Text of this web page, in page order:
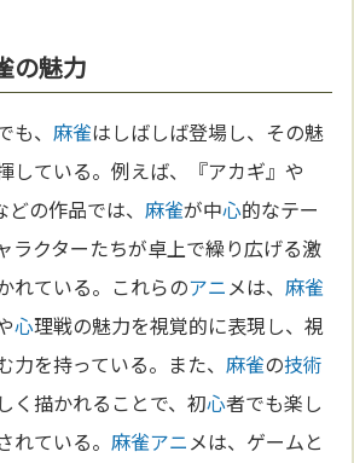
の魅力
も、 麻雀はしばしば登場し、その魅
している。例えば、『アカギ』や
の作品では、 麻雀が中心的なテー
ラクターたちが卓上で繰り広げる激
れている。これらのアニ メは、 麻雀
心理戦の魅力を視覚的に表現し、視
力を持っている。また、 麻雀の技術
く描かれることで、初心者でも楽し
れている。 麻雀アニ メは、ゲームと